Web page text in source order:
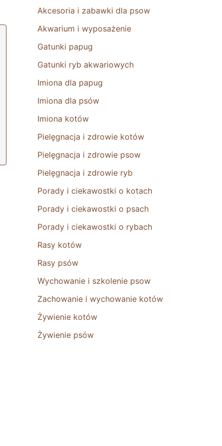
Akcesoria i zabawki dla psow
Akwarium i wyposażenie
Gatunki papug
Gatunki ryb akwariowych
Imiona dla papug
Imiona dla psów
Imiona kotów
Pielęgnacja i zdrowie kotów
Pielęgnacja i zdrowie psow
Pielęgnacja i zdrowie ryb
Porady i ciekawostki o kotach
Porady i ciekawostki o psach
Porady i ciekawostki o rybach
Rasy kotów
Rasy psów
Wychowanie i szkolenie psow
Zachowanie i wychowanie kotów
Żywienie kotów
Żywienie psów